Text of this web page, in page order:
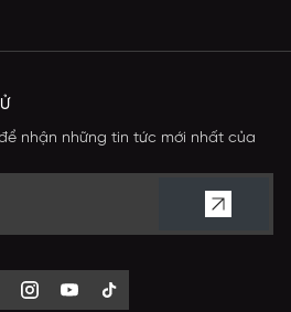
nhận những tin tức mới nhất của